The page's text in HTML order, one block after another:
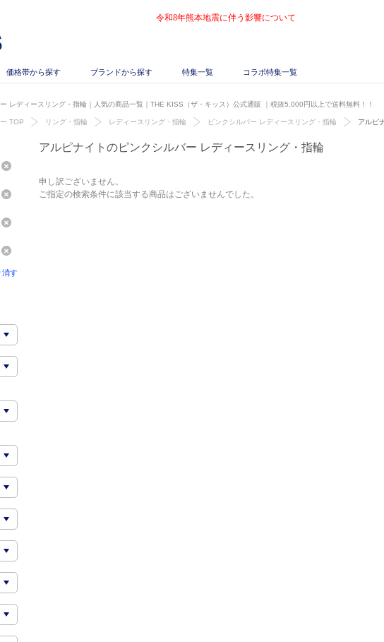
令和8年熊本地震に伴う影響について
価格帯から探す ブランドから探す 特集一覧 コラボ特集一覧
レディースリング・指輪｜人気の商品一覧｜THE KISS（ザ・キッス）公式通販 ｜税抜5,000円以上で送料無料！！
TOP リング・指輪 レディースリング・指輪 ピンクシルバー レディースリング・指輪 アルピ
アルピナイトのピンクシルバー レディースリング・指輪
申し訳ございません。
ご指定の検索条件に該当する商品はございませんでした。
消す